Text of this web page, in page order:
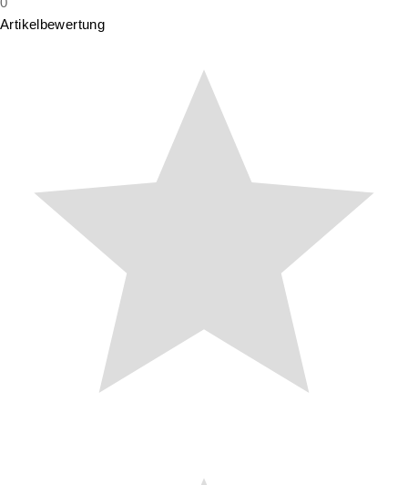
Artikelbewertung